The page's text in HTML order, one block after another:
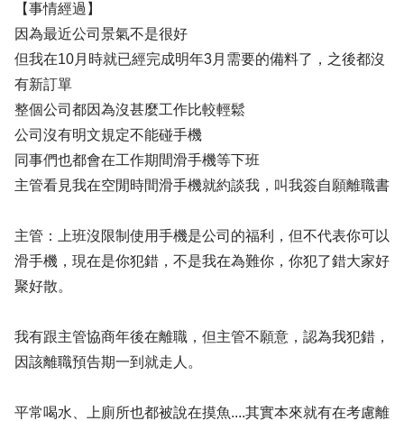
【事情經過】
因為最近公司景氣不是很好
但我在10月時就已經完成明年3月需要的備料了，之後都沒
有新訂單
整個公司都因為沒甚麼工作比較輕鬆
公司沒有明文規定不能碰手機
同事們也都會在工作期間滑手機等下班
主管看見我在空閒時間滑手機就約談我，叫我簽自願離職書
主管：上班沒限制使用手機是公司的福利，但不代表你可以
滑手機，現在是你犯錯，不是我在為難你，你犯了錯大家好
聚好散。
我有跟主管協商年後在離職，但主管不願意，認為我犯錯，
因該離職預告期一到就走人。
平常喝水、上廁所也都被說在摸魚....其實本來就有在考慮離